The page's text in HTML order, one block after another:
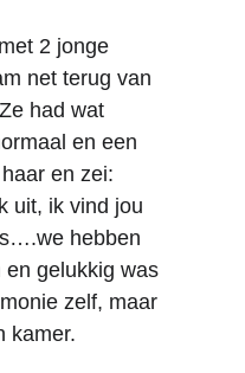
2 jonge
net terug van
had wat
en een
en zei:
uit, ik vind jou
hebben
en gelukkig was
zelf, maar
kamer.